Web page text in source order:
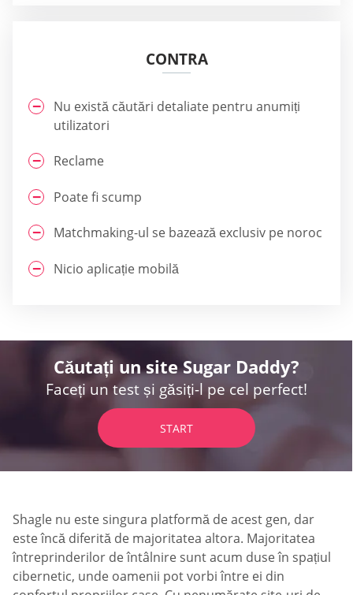
CONTRA
Nu există căutări detaliate pentru anumiți
utilizatori
Reclame
Poate fi scump
Matchmaking-ul se bazează exclusiv pe noroc
Nicio aplicație mobilă
Căutați un site Sugar Daddy?
Faceți un test și găsiți-l pe cel perfect!
START
Shagle nu este singura platformă de acest gen, dar
este încă diferită de majoritatea altora. Majoritatea
întreprinderilor de întâlnire sunt acum duse în spațiul
cibernetic, unde oamenii pot vorbi între ei din